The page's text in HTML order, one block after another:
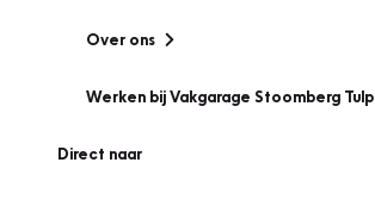
Over ons
Werken bij Vakgarage Stoomberg Tulp
Direct naar